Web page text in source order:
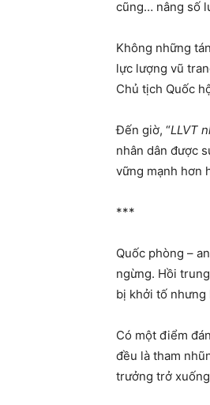
cũng… nâng số
Không những
lực lượng vũ
Chủ tịch Quốc
Đến giờ, “LLVT
nhân dân được
vững mạnh hơn
***
Quốc phòng –
ngừng. Hồi
bị khởi tố nhưng
Có một điểm
đều là tham
trưởng trở